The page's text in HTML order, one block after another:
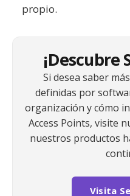
propio.
¡Descubre
Si desea saber
definidas por
organización y cómo
Access Points, visite
nuestros productos
Visita